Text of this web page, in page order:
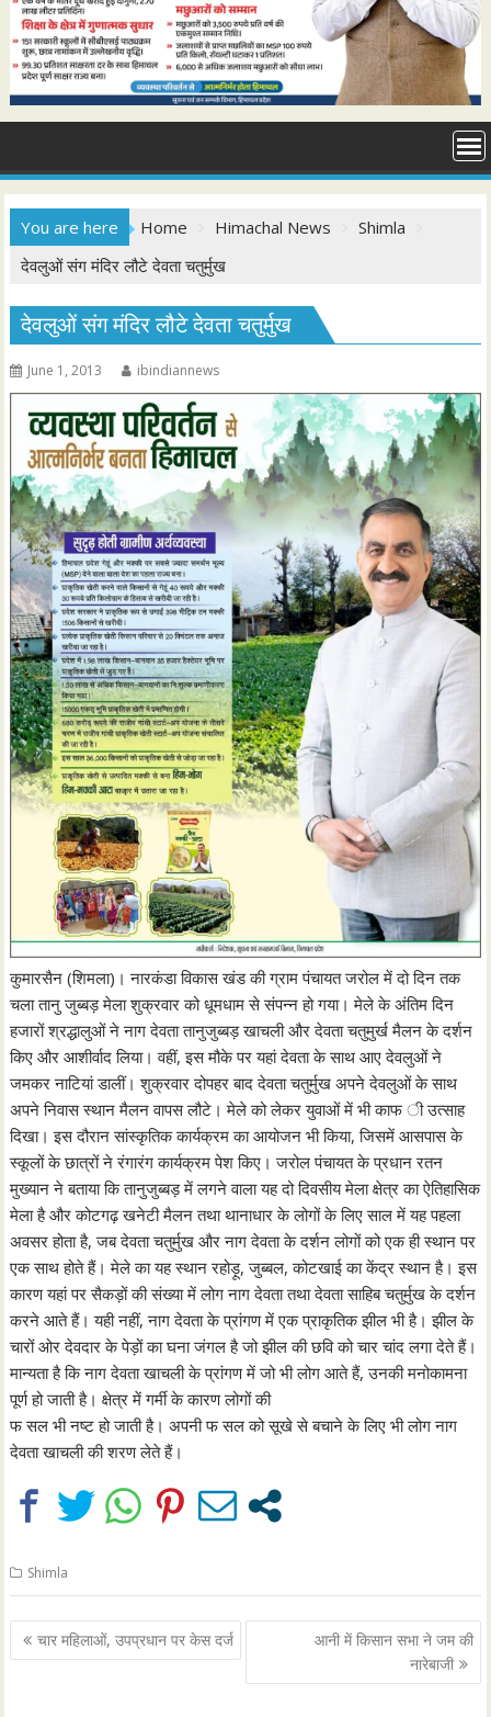
You are here Home Himachal News
Shimla
देवलुओं संग मंदिर लौटे देवता चतुर्मुख
देवलुओं संग मंदिर लौटे देवता चतुर्मुख
June 1, 2013 ibindiannews
कुमारसैन (शिमला)। नारकंडा विकास खंड की ग्राम पंचायत जरोल में दो दिन तक
चला तानु जुब्बड़ मेला शुक्रवार को धूमधाम से संपन्न हो गया। मेले के अंतिम दिन
हजारों श्रद्धालुओं ने नाग देवता तानुजुब्बड़ खाचली और देवता चतुमुर्ख मैलन के दर्शन
किए और आशीर्वाद लिया। वहीं, इस मौके पर यहां देवता के साथ आए देवलुओं ने
जमकर नाटियां डालीं। शुक्रवार दोपहर बाद देवता चतुर्मुख अपने देवलुओं के साथ
अपने निवास स्थान मैलन वापस लौटे। मेले को लेकर युवाओं में भी काफ ी उत्साह
दिखा। इस दौरान सांस्कृतिक कार्यक्रम का आयोजन भी किया, जिसमें आसपास के
स्कूलों के छात्रों ने रंगारंग कार्यक्रम पेश किए। जरोल पंचायत के प्रधान रतन
मुख्यान ने बताया कि तानुजुब्बड़ में लगने वाला यह दो दिवसीय मेला क्षेत्र का ऐतिहासिक
मेला है और कोटगढ़ खनेटी मैलन तथा थानाधार के लोगों के लिए साल में यह पहला
अवसर होता है, जब देवता चतुर्मुख और नाग देवता के दर्शन लोगों को एक ही स्थान पर
एक साथ होते हैं। मेले का यह स्थान रहोड़ू, जुब्बल, कोटखाई का केंद्र स्थान है। इस
कारण यहां पर सैकड़ों की संख्या में लोग नाग देवता तथा देवता साहिब चतुर्मुख के दर्शन
करने आते हैं। यही नहीं, नाग देवता के प्रांगण में एक प्राकृतिक झील भी है। झील के
चारों ओर देवदार के पेड़ों का घना जंगल है जो झील की छवि को चार चांद लगा देते हैं।
मान्यता है कि नाग देवता खाचली के प्रांगण में जो भी लोग आते हैं, उनकी मनोकामना
पूर्ण हो जाती है। क्षेत्र में गर्मी के कारण लोगों की
फ सल भी नष्ट हो जाती है। अपनी फ सल को सूखे से बचाने के लिए भी लोग नाग
देवता खाचली की शरण लेते हैं।
Shimla
Post
navigation
चार महिलाओं, उपप्रधान पर केस दर्ज
आनी में किसान सभा ने जम की
नारेबाजी